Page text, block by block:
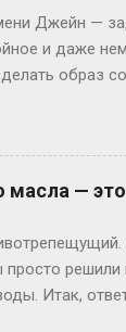
Вася зовёт
Джейн —
и даже
образ
Смит или
не менее,
энергичные и
трендов?
Сразу
вариант —
масла —
Итак,